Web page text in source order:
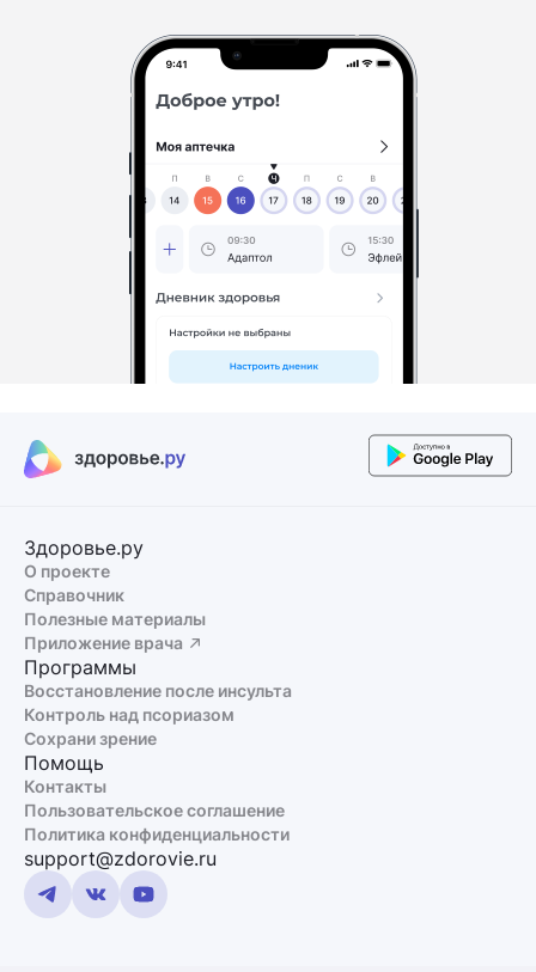
Здоровье.ру
О проекте
Справочник
Полезные материалы
Приложение врача
Программы
Восстановление после инсульта
Контроль над псориазом
Сохрани зрение
Помощь
Контакты
Пользовательское соглашение
Политика конфиденциальности
support@zdorovie.ru